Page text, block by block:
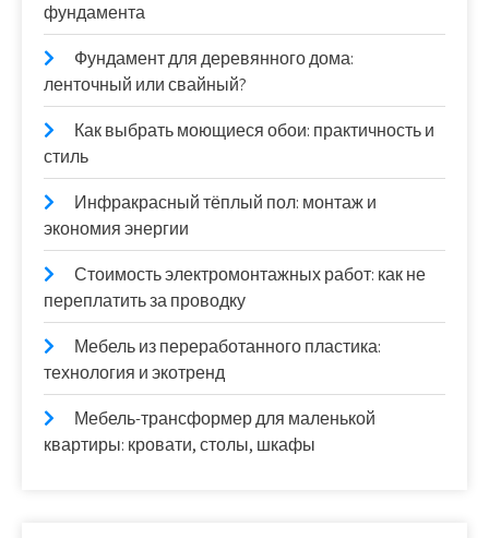
фундамента
Фундамент для деревянного дома:
ленточный или свайный?
Как выбрать моющиеся обои: практичность и
стиль
Инфракрасный тёплый пол: монтаж и
экономия энергии
Стоимость электромонтажных работ: как не
переплатить за проводку
Мебель из переработанного пластика:
технология и экотренд
Мебель-трансформер для маленькой
квартиры: кровати, столы, шкафы